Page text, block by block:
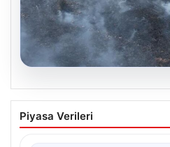
Tunceli’de otluk
sıçramadan kontrol
Piyasa Verileri